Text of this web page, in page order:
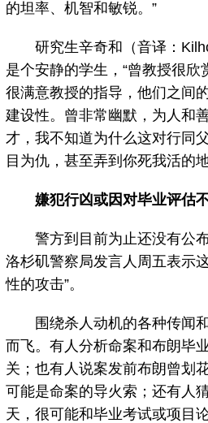
的坦率、机智和敏锐。”
研究生辛奇和（音译：
是个安静的学生，“曾教授很
很满意教授的指导，他们之间
建设性。曾非常幽默，为人和
才，我不知道为什么这对行同
目为仇，甚至弄到你死我活的
嫌犯行凶或因对毕业评估
警方到目前为止还没有公布
洛杉矶警察局发言人周五表示
性的攻击”。
围绕杀人动机的各种传闻和
而飞。有人分析命案和布朗毕
关；也有人说案发前布朗曾划
可能是命案的导火索；还有人
天，很可能和毕业考试或项目